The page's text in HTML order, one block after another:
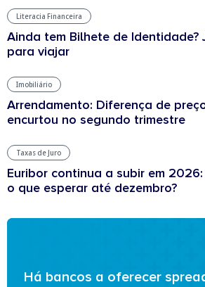
Literacia Financeira
Ainda tem Bilhete de Identidade?
para viajar
Imobiliário
Arrendamento: Diferença de
encurtou no segundo trimestre
Taxas de Juro
Euribor continua a subir em
o que esperar até dezembro?
Há bancos a oferecer